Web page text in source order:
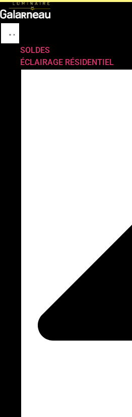
SOLDES
ÉCLAIRAGE RÉSIDENTIEL